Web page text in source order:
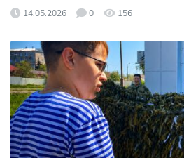
14.05.2026 0 156